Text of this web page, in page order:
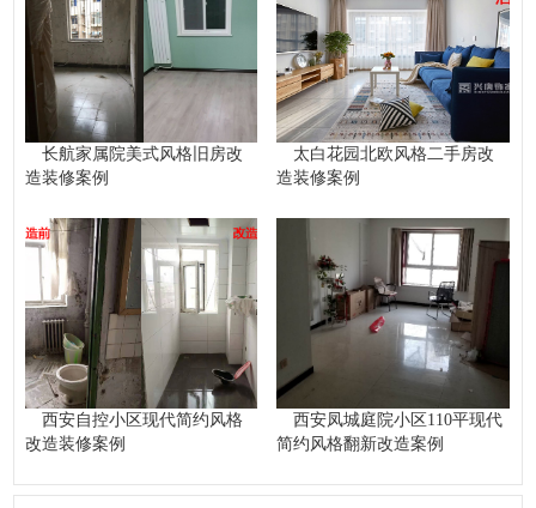
长航家属院美式风格旧房改
造装修案例
太白花园北欧风格二手房改
造装修案例
西安自控小区现代简约风格
改造装修案例
西安凤城庭院小区110平现代
简约风格翻新改造案例